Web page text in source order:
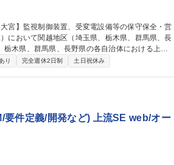
視制御装置、受変電設備、非常用発電機設備等
り 完全週休2日制 土日祝休み
要件定義/開発など) 上流SE web/オー